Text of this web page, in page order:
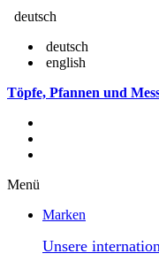
deutsch
deutsch
english
Töpfe, Pfannen und
Menü
Marken
Unsere